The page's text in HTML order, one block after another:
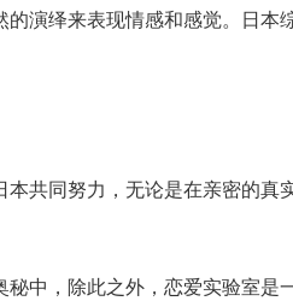
的演绎来表现情感和感觉。日
本共同努力，无论是在亲密的真
中，除此之外，恋爱实验室是